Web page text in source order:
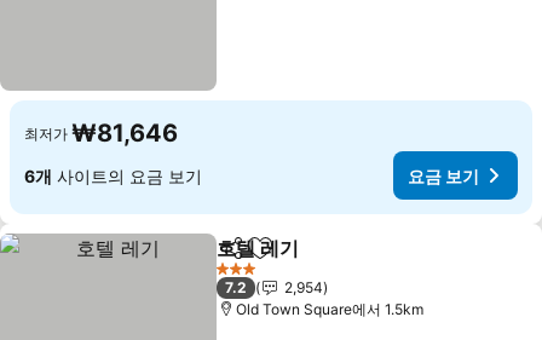
최저가 ₩81,646
6개 사이트의 요금 보기 요금 보기
공유 즐겨찾기에 추가
호텔 레기
3 성급
7.2
2,954
Old Town Square에서 1.5km